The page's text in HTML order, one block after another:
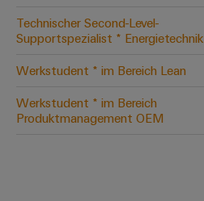
Technischer Second-Level-
Supportspezialist * Energietechnik
Werkstudent * im Bereich Lean
Werkstudent * im Bereich
Produktmanagement OEM